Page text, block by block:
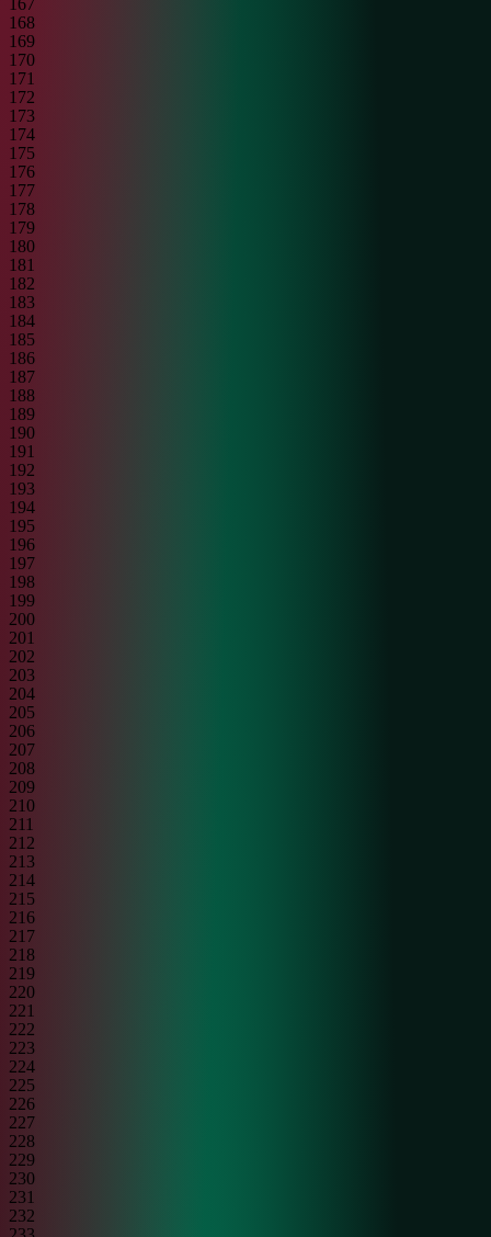
167
168
169
170
171
172
173
174
175
176
177
178
179
180
181
182
183
184
185
186
187
188
189
190
191
192
193
194
195
196
197
198
199
200
201
202
203
204
205
206
207
208
209
210
211
212
213
214
215
216
217
218
219
220
221
222
223
224
225
226
227
228
229
230
231
232